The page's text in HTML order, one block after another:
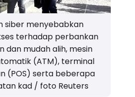
siber menyebabkan
terhadap perbankan
dan mudah alih, mesin
(ATM), terminal
(POS) serta beberapa
kad / foto Reuters